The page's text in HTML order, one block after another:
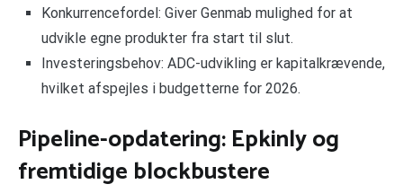
Konkurrencefordel: Giver Genmab mulighed for at
udvikle egne produkter fra start til slut.
Investeringsbehov: ADC-udvikling er kapitalkrævende,
hvilket afspejles i budgetterne for 2026.
Pipeline-opdatering: Epkinly og
fremtidige blockbustere